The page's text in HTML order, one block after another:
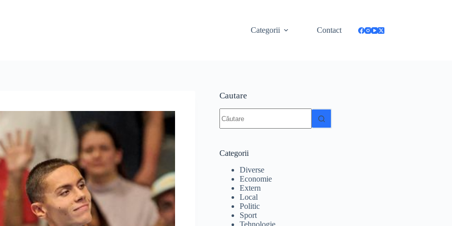
Categorii
Contact
Cautare
rezultat
Categorii
Diverse
Economie
Extern
Local
Politic
Sport
Tehnologie